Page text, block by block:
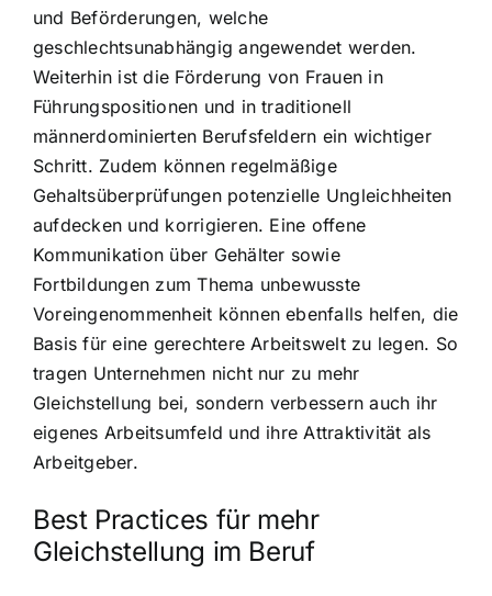
und Beförderungen, welche
geschlechtsunabhängig angewendet werden.
Weiterhin ist die Förderung von Frauen in
Führungspositionen und in traditionell
männerdominierten Berufsfeldern ein wichtiger
Schritt. Zudem können regelmäßige
Gehaltsüberprüfungen potenzielle Ungleichheiten
aufdecken und korrigieren. Eine offene
Kommunikation über Gehälter sowie
Fortbildungen zum Thema unbewusste
Voreingenommenheit können ebenfalls helfen, die
Basis für eine gerechtere Arbeitswelt zu legen. So
tragen Unternehmen nicht nur zu mehr
Gleichstellung bei, sondern verbessern auch ihr
eigenes Arbeitsumfeld und ihre Attraktivität als
Arbeitgeber.
Best Practices für mehr
Gleichstellung im Beruf